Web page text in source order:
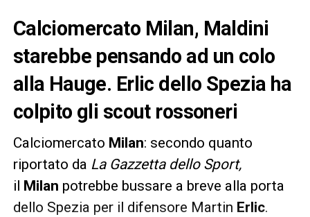
Calciomercato Milan, Maldini
starebbe pensando ad un colo
alla Hauge. Erlic dello Spezia ha
colpito gli scout rossoneri
Calciomercato Milan: secondo quanto
riportato da La Gazzetta dello Sport,
il
Milan potrebbe bussare a breve alla porta
dello Spezia per il difensore Martin Erlic.